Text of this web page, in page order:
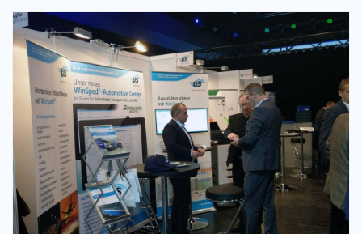
Entreprise
Carrière
Références
Actualités
Contact